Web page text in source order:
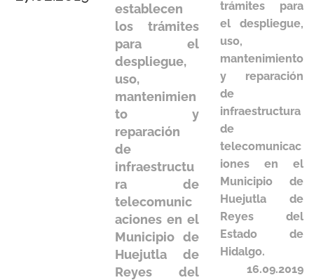
establecen
los trámites
para el
despliegue,
uso,
mantenimien
to y
reparación
de
infraestructu
ra de
telecomunic
aciones en el
Municipio de
Huejutla de
Reyes del
trámites para
el despliegue,
uso,
mantenimiento
y reparación
de
infraestructura
de
telecomunicac
iones en el
Municipio de
Huejutla de
Reyes del
Estado de
Hidalgo.
16.09.2019